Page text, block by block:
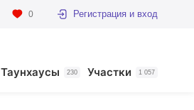
0 Регистрация и вход
Таунхаусы 230 Участки 1 057